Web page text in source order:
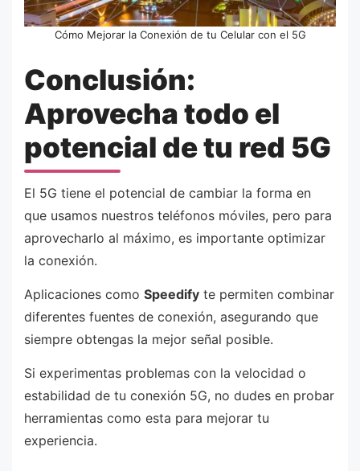
Cómo Mejorar la Conexión de tu Celular con el 5G
Conclusión:
Aprovecha todo el
potencial de tu red 5G
El 5G tiene el potencial de cambiar la forma en
que usamos nuestros teléfonos móviles, pero para
aprovecharlo al máximo, es importante optimizar
la conexión.
Aplicaciones como Speedify te permiten combinar
diferentes fuentes de conexión, asegurando que
siempre obtengas la mejor señal posible.
Si experimentas problemas con la velocidad o
estabilidad de tu conexión 5G, no dudes en probar
herramientas como esta para mejorar tu
experiencia.